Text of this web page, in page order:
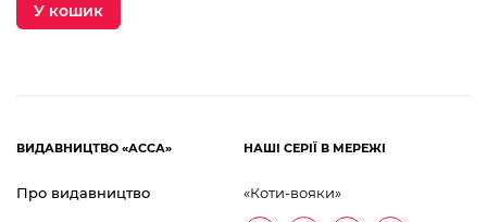
У кошик
ВИДАВНИЦТВО «АССА»
Про видавництво
НАШІ СЕРІЇ В МЕРЕЖІ
«Коти-вояки»